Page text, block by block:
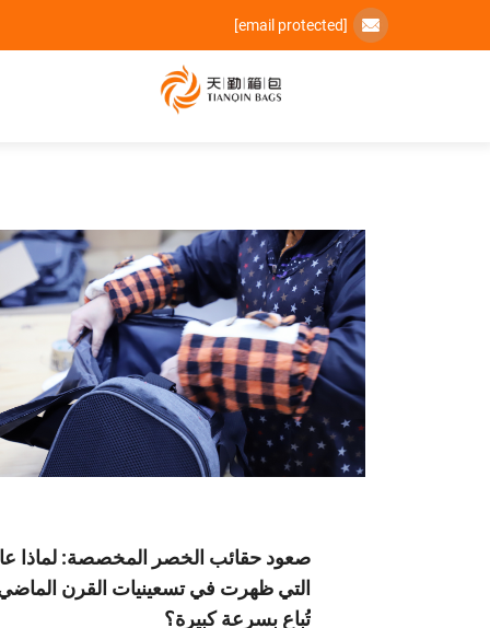
[email protected]
صعود حقائب الخصر المخصصة: لماذا
التي ظهرت في تسعينيات القرن الماضي
تُباع بسرعة كبيرة؟